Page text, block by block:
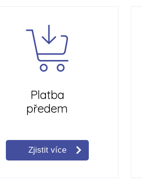
Platba
předem
Zjistit více